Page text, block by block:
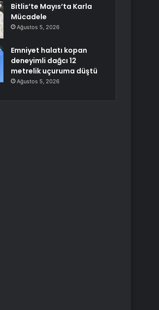
Bitlis’te Mayıs’ta Karla
Mücadele
Ağustos 5, 2026
Emniyet halatı kopan
deneyimli dağcı 12
metrelik uçuruma düştü
Ağustos 5, 2026